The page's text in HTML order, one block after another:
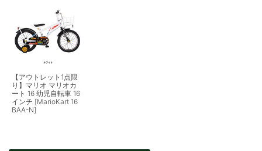
【アウトレット1点限
り】マリオ マリオカ
ート 16 幼児自転車 16
インチ [MarioKart 16
BAA-N]